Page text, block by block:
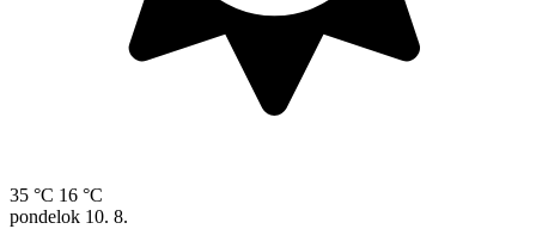
35 °C 16 °C
pondelok 10. 8.